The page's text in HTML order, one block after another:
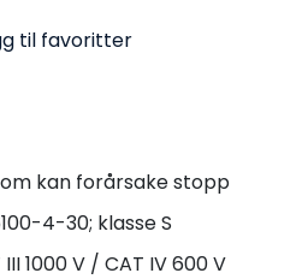
til favoritter
kan forårsake stopp
4-30; klasse S
1000 V / CAT IV 600 V